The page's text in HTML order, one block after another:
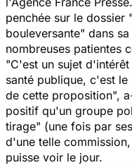
penchée sur le dossier "
bouleversante" dans
nombreuses patientes
"C'est un sujet
santé publique, c'est
de cette proposition",
positif qu'un groupe
tirage" (une fois par
d'une telle
puisse voir le jour.